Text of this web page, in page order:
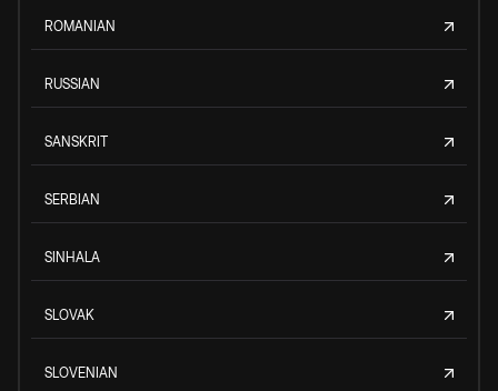
ROMANIAN
RUSSIAN
SANSKRIT
SERBIAN
SINHALA
SLOVAK
SLOVENIAN